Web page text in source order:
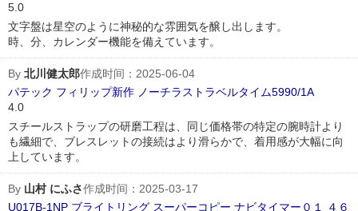
5.0
文字盤は星空のように神秘的な雰囲気を醸し出します。
時、分、カレンダー機能を備えています。
By 北川健太郎作成时间：2025-06-04
パテック フィリップ新作 ノーチラストラベルタイム5990/1A
4.0
スチールストラップの研磨工程は、同じ価格帯の特定の腕時計より
も繊細で、ブレスレットの接続はより滑らかで、着用感が大幅に向
上しています。
By 山村 にふさ作成时间：2025-03-17
U017B-1NP ブライトリング スーパーコピー ナビタイマー０１ ４６